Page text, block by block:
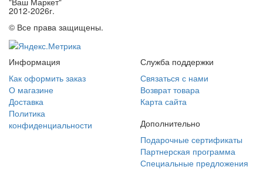
2012-2026г.
© Все права защищены.
Информация
Как оформить заказ
О магазине
Доставка
Политика
конфиденциальности
Служба поддержки
Связаться с нами
Возврат товара
Карта сайта
Дополнительно
Подарочные сертификаты
Партнерская программа
Специальные предложения